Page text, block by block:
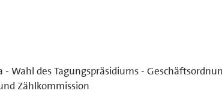
Wahl des Tagungspräsidiums -
Zählkommission